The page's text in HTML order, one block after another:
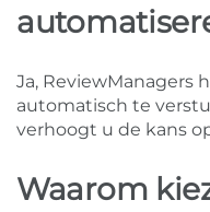
Ja, ReviewManagers
automatisch te
verhoogt u de kans
Waarom